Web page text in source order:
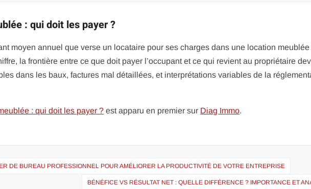
: qui doit les payer ?
moyen annuel que verse un locataire pour ses charges dans une location meublée
la frontière entre ce que doit payer l’occupant et ce qui revient au propriétaire
dans les baux, factures mal détaillées, et interprétations variables de la
: qui doit les payer ? est apparu en premier sur Diag Immo.
DE BUREAU PROFESSIONNEL POUR AMÉLIORER LA PRODUCTIVITÉ DE VOTRE ENTREPRISE
BÉNÉFICE VS RÉSULTAT NET : QUELLE DIFFÉRENCE ? IMPORTANCE ET